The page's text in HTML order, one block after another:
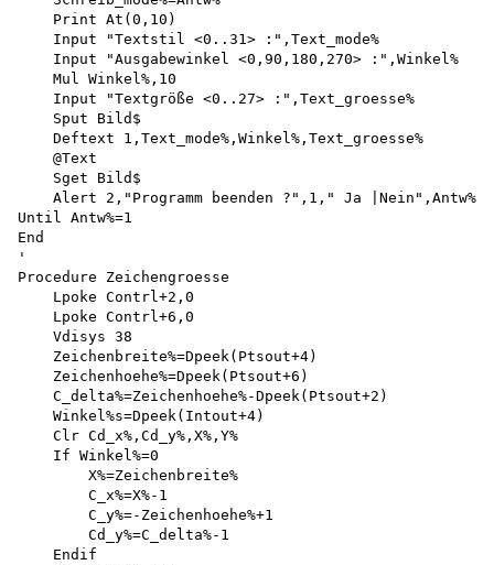
    Print At(0,10)
    Input "Textstil <0..31> :",Text_mode%
    Input "Ausgabewinkel <0,90,180,270> :",Winkel%
    Mul Winkel%,10
    Input "Textgröße <0..27> :",Text_groesse%
    Sput Bild$
    Deftext 1,Text_mode%,Winkel%,Text_groesse%
    @Text
    Sget Bild$
    Alert 2,"Programm beenden ?",1," Ja |Nein",Antw%
Until Antw%=1
End
'
Procedure Zeichengroesse
    Lpoke Contrl+2,0
    Lpoke Contrl+6,0
    Vdisys 38
    Zeichenbreite%=Dpeek(Ptsout+4)
    Zeichenhoehe%=Dpeek(Ptsout+6)
    C_delta%=Zeichenhoehe%-Dpeek(Ptsout+2)
    Winkel%s=Dpeek(Intout+4)
    Clr Cd_x%,Cd_y%,X%,Y%
    If Winkel%=0
        X%=Zeichenbreite%
        C_x%=X%-1
        C_y%=-Zeichenhoehe%+1
        Cd_y%=C_delta%-1
    Endif